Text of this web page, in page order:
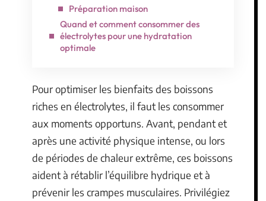
Préparation maison
Quand et comment consommer des
électrolytes pour une hydratation
optimale
Pour optimiser les bienfaits des boissons
riches en électrolytes, il faut les consommer
aux moments opportuns. Avant, pendant et
après une activité physique intense, ou lors
de périodes de chaleur extrême, ces boissons
aident à rétablir l’équilibre hydrique et à
prévenir les crampes musculaires. Privilégiez